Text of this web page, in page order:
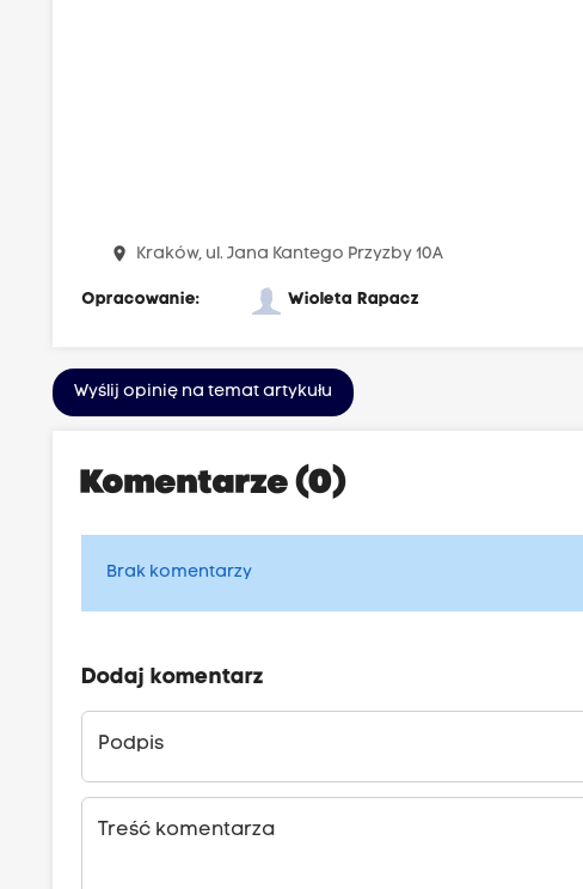
place Kraków, ul. Jana Kantego Przyzby 10A
Opracowanie: Wioleta Rapacz
Wyślij opinię na temat artykułu
Komentarze (0)
Brak komentarzy
Dodaj komentarz
Podpis
Treść komentarza